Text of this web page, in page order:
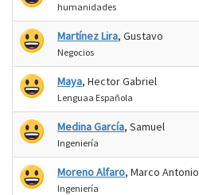
humanidades
Martínez Lira, Gustavo
Negocios
Maya, Hector Gabriel
Lenguaa Española
Medina García, Samuel
Ingeniería
Moreno Alfaro, Marco Antonio
Ingeniería